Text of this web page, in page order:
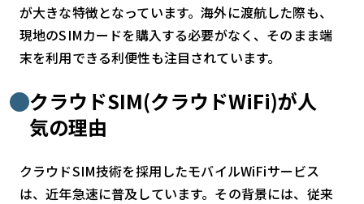
が大きな特徴となっています。海外に渡航した際も、
現地のSIMカードを購入する必要がなく、そのまま端
末を利用できる利便性も注目されています。
クラウドSIM(クラウドWiFi)が人
気の理由
クラウドSIM技術を採用したモバイルWiFiサービス
は、近年急速に普及しています。その背景には、従来